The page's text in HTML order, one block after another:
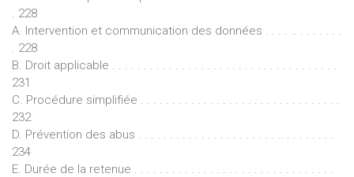
. 228
A. Intervention et communication des données . . . . .. . . . . . . .
. 228
B. Droit applicable . . . . . . . . . . . . . . . . . . . . . . . . . . . . . . . . . . . .
231
C. Procédure simplifiée . . . . . . . . . . . . . . . . . . . . . . . . . . . . . . . .
232
D. Prévention des abus . . . . . . . . . . . . . . . . . . . . . . .. . . . . . . . .
234
E. Durée de la retenue . . . . . . . . . . . . . . . . . . . . . . . . . . . . . . . .